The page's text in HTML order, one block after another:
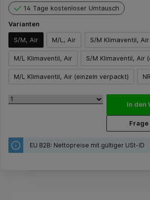
14 Tage kostenloser Umtausch
Varianten
S/M, Air M/L, Air S/M Klimaventil, Air
M/L Klimaventil, Air S/M Klimaventil, Air
M/L Klimaventil, Air (einzeln verpackt)
In den
Frage
EU B2B: Nettopreise mit gültiger USt-ID